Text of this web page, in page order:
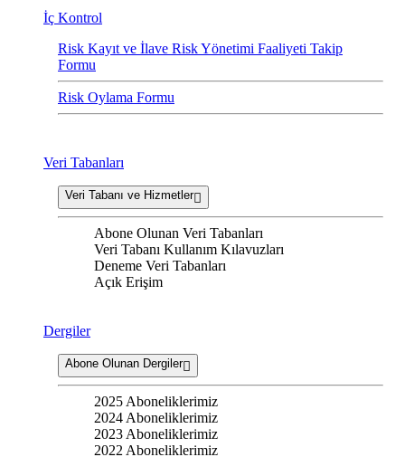
İç Kontrol
Risk Kayıt ve İlave Risk Yönetimi Faaliyeti Takip
Formu
Risk Oylama Formu
Veri Tabanları
Veri Tabanı ve Hizmetler
Abone Olunan Veri Tabanları
Veri Tabanı Kullanım Kılavuzları
Deneme Veri Tabanları
Açık Erişim
Dergiler
Abone Olunan Dergiler
2025 Aboneliklerimiz
2024 Aboneliklerimiz
2023 Aboneliklerimiz
2022 Aboneliklerimiz